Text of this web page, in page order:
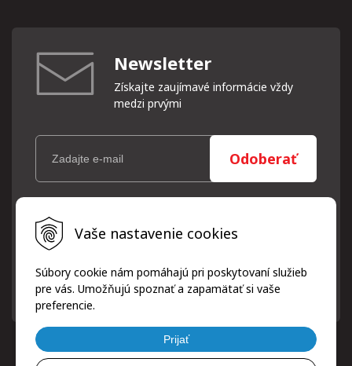
Vaše nastavenie cookies
Súbory cookie nám pomáhajú pri poskytovaní služieb
pre vás. Umožňujú spoznať a zapamätať si vaše
preferencie.
Prijať
Newsletter
Získajte zaujímavé informácie vždy
medzi prvými
Odoberať
Vaše osobné údaje (email) budeme spracovávať len za týmto
účelom v súlade s platnou legislatívou a zásadami ochrany
osobných údajov. Súhlas potvrdíte kliknutím na odkaz, ktorý
písomne, emailom alebo kliknutím na odkaz z ktoréhokoľvek
informačného emailu.